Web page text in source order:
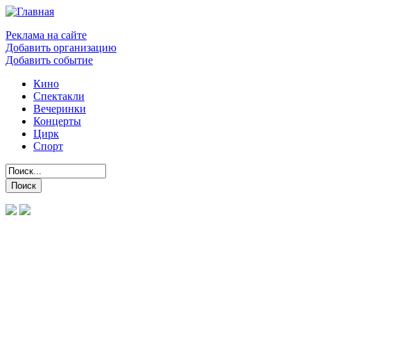
Реклама на сайте
Добавить организацию
Добавить событие
Кино
Спектакли
Вечеринки
Концерты
Цирк
Спорт